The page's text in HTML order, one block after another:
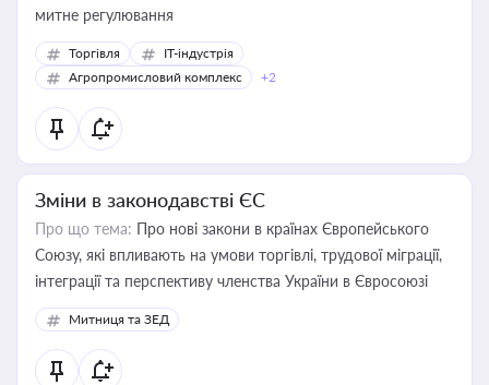
митне регулювання
Торгівля
IT-індустрія
Агропромисловий комплекс
+2
Зміни в законодавстві ЄС
Про що тема: Про нові закони в країнах Європейського
Союзу, які впливають на умови торгівлі, трудової міграції,
інтеграції та перспективу членства України в Євросоюзі
Митниця та ЗЕД